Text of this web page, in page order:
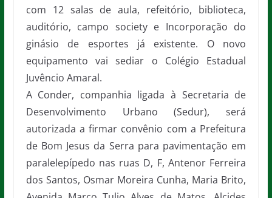
com 12 salas de aula, refeitório, biblioteca,
auditório, campo society e Incorporação do
ginásio de esportes já existente. O novo
equipamento vai sediar o Colégio Estadual
Juvêncio Amaral.
A Conder, companhia ligada à Secretaria de
Desenvolvimento Urbano (Sedur), será
autorizada a firmar convênio com a Prefeitura
de Bom Jesus da Serra para pavimentação em
paralelepípedo nas ruas D, F, Antenor Ferreira
dos Santos, Osmar Moreira Cunha, Maria Brito,